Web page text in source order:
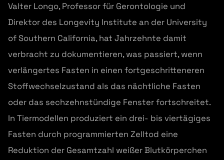
Valter Longo, Professor für Gerontologie und
Direktor des Longevity Institute an der University
of Southern California, hat Jahrzehnte damit
verbracht zu dokumentieren, was passiert, wenn
verlängertes Fasten in einen fortgeschritteneren
Stoffwechselzustand als das nächtliche Fasten
oder das sechzehnstündige Fenster fortschreitet.
In Tiermodellen produziert ein drei- bis viertägiges
Fasten durch programmierten Zelltod eine
Reduktion der Gesamtzahl weißer Blutkörperchen